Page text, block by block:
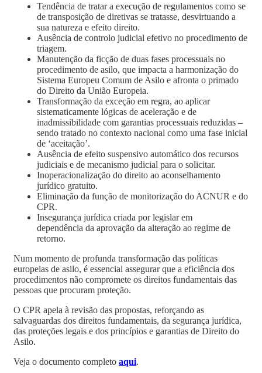
Tendência de tratar a execução de regulamentos como se
de transposição de diretivas se tratasse, desvirtuando a
sua natureza e efeito direito.
Ausência de controlo judicial efetivo no procedimento de
triagem.
Manutenção da ficção de duas fases processuais no
procedimento de asilo, que impacta a harmonização do
Sistema Europeu Comum de Asilo e afronta o primado
do Direito da União Europeia.
Transformação da exceção em regra, ao aplicar
sistematicamente lógicas de aceleração e de
inadmissibilidade com garantias processuais reduzidas –
sendo tratado no contexto nacional como uma fase inicial
de ‘aceitação’.
Ausência de efeito suspensivo automático dos recursos
judiciais e de mecanismo judicial para o solicitar.
Inoperacionalização do direito ao aconselhamento
jurídico gratuito.
Eliminação da função de monitorização do ACNUR e do
CPR.
Insegurança jurídica criada por legislar em
dependência da aprovação da alteração ao regime de
retorno.
Num momento de profunda transformação das políticas
europeias de asilo, é essencial assegurar que a eficiência dos
procedimentos não compromete os direitos fundamentais das
pessoas que procuram proteção.
O CPR apela à revisão das propostas, reforçando as
salvaguardas dos direitos fundamentais, da segurança jurídica,
das proteções legais e dos princípios e garantias de Direito do
Asilo.
Veja o documento completo aqui.